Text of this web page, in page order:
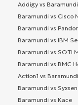
Addigy vs Baramundi
Baramundi vs Cisco
Baramundi vs
Baramundi vs IBM
Baramundi vs SOTI
Baramundi vs BMC
Action1 vs Baramundi
Baramundi vs
Baramundi vs Kace